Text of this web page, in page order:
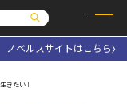
ノベルスサイトはこちら
きたい 1